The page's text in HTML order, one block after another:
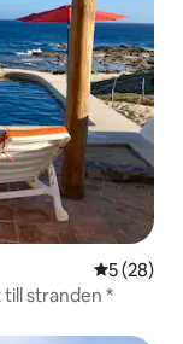
5 av 5 i
5 (28)
till stranden *